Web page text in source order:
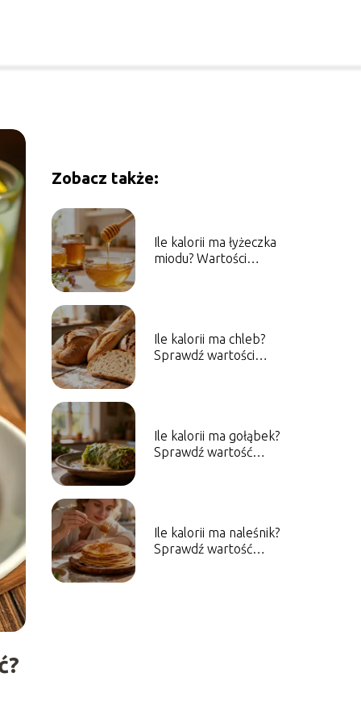
Zobacz także:
Ile kalorii ma łyżeczka
miodu? Wartości
Ile kalorii ma chleb?
Sprawdź wartości
Ile kalorii ma gołąbek?
Sprawdź wartość
Ile kalorii ma naleśnik?
Sprawdź wartość